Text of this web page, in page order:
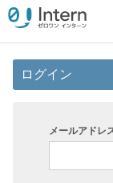
ログイン
メールアドレ